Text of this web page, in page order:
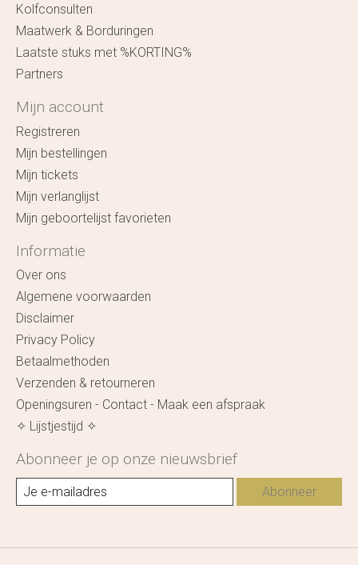
Kolfconsulten
Maatwerk & Borduringen
Laatste stuks met %KORTING%
Partners
Mijn account
Registreren
Mijn bestellingen
Mijn tickets
Mijn verlanglijst
Mijn geboortelijst favorieten
Informatie
Over ons
Algemene voorwaarden
Disclaimer
Privacy Policy
Betaalmethoden
Verzenden & retourneren
Openingsuren - Contact - Maak een afspraak
✧ Lijstjestijd ✧
Abonneer je op onze nieuwsbrief
Abonneer